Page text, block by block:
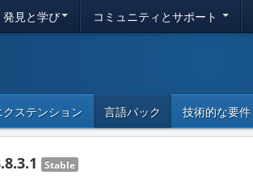
発見と学び コミュニティとサポート
クステンション 言語パック 技術的な要件
Stable